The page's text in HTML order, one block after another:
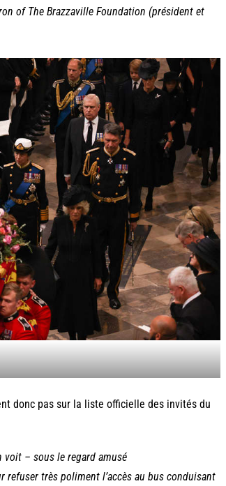
of The Brazzaville Foundation (président et
donc pas sur la liste officielle des invités du
voit – sous le regard amusé
refuser très poliment l’accès au bus conduisant